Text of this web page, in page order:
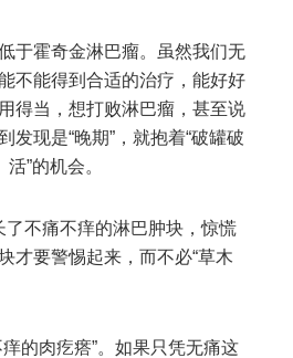
霍奇金淋巴瘤。虽然我们无
不能得到合适的治疗，能好好
得当，想打败淋巴瘤，甚至说
现是“晚期”，就抱着“破罐破
”的机会。
不痛不痒的淋巴肿块，惊慌
才要警惕起来，而不必“草木
的肉疙瘩”。如果只凭无痛这